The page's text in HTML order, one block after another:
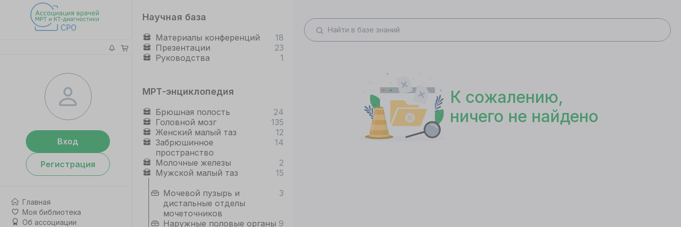
Вход
Регистрация
Главная
Моя библиотека
Об ассоциации
Научная база
Материалы конференций
18
Презентации
23
Руководства
1
МРТ-энциклопедия
Брюшная полость
24
Головной мозг
135
Женский малый таз
12
Забрюшинное
пространство
14
Молочные железы
2
Мужской малый таз
15
Мочевой пузырь и
дистальные отделы
мочеточников
3
Наружные половые органы 9
К сожалению,
ничего не найдено